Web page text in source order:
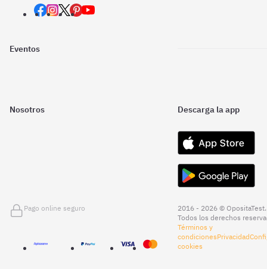
Eventos
Nosotros Descarga la app
Pago online seguro
2016 - 2026 © OpositaTest.
Todos los derechos
Términos y
condicionesPrivacidad
cookies